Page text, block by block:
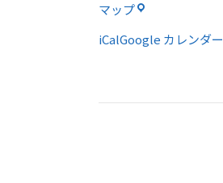
マップル
ン
iCalGoogle カレンダー